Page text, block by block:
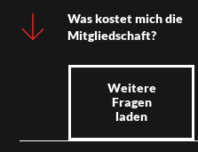
Was kostet mich die
Mitgliedschaft?
Weitere
Fragen
laden